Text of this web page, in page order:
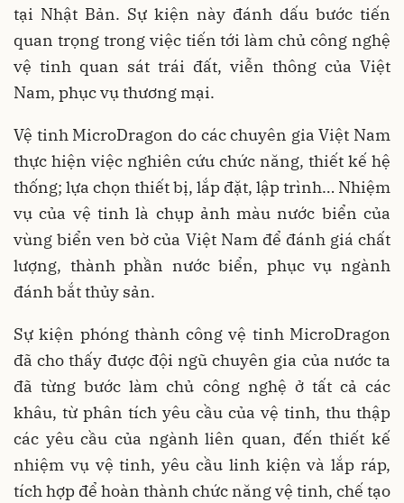
tại Nhật Bản. Sự kiện này đánh dấu bước tiến
quan trọng trong việc tiến tới làm chủ công nghệ
vệ tinh quan sát trái đất, viễn thông của Việt
Nam, phục vụ thương mại.
Vệ tinh MicroDragon do các chuyên gia Việt Nam
thực hiện việc nghiên cứu chức năng, thiết kế hệ
thống; lựa chọn thiết bị, lắp đặt, lập trình… Nhiệm
vụ của vệ tinh là chụp ảnh màu nước biển của
vùng biển ven bờ của Việt Nam để đánh giá chất
lượng, thành phần nước biển, phục vụ ngành
đánh bắt thủy sản.
Sự kiện phóng thành công vệ tinh MicroDragon
đã cho thấy được đội ngũ chuyên gia của nước ta
đã từng bước làm chủ công nghệ ở tất cả các
khâu, từ phân tích yêu cầu của vệ tinh, thu thập
các yêu cầu của ngành liên quan, đến thiết kế
nhiệm vụ vệ tinh, yêu cầu linh kiện và lắp ráp,
tích hợp để hoàn thành chức năng vệ tinh, chế tạo